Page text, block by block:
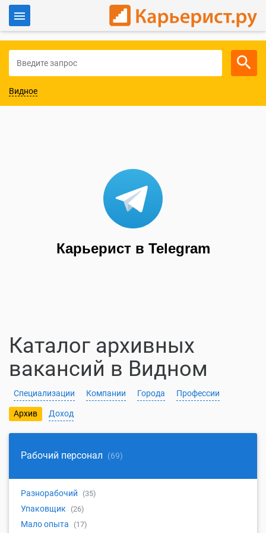
Для работодателей
Видное
Карьерист в Telegram
Каталог архивных
вакансий в Видном
Специализации Компании Города Профессии
Архив Доход
Рабочий персонал (69)
Разнорабочий (35)
Упаковщик (26)
Мало опыта (17)